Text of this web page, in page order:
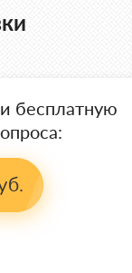
и бесплатную